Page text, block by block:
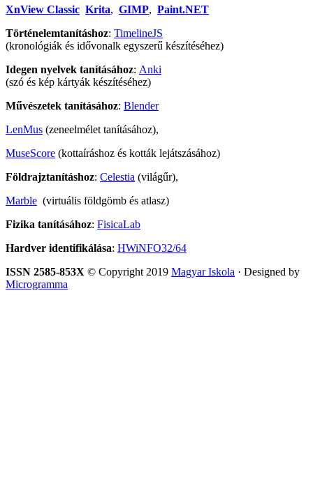
XnView Classic Krita, GIMP, Paint.NET
Történelemtanításhoz: TimelineJS
(kronológiák és idővonalk egyszerű készítéséhez)
Idegen nyelvek tanításához: Anki
(szó és kép kártyák készítéséhez)
Művészetek tanításához: Blender
LenMus (zeneelmélet tanításához),
MuseScore (kottaíráshoz és kották lejátszásához)
Földrajztanításhoz: Celestia (világűr),
Marble (virtuális földgömb és atlasz)
Fizika tanításához: FisicaLab
Hardver identifikálása: HWiNFO32/64
ISSN 2585-853X © Copyright 2019 Magyar Iskola · Designed by
Microgramma